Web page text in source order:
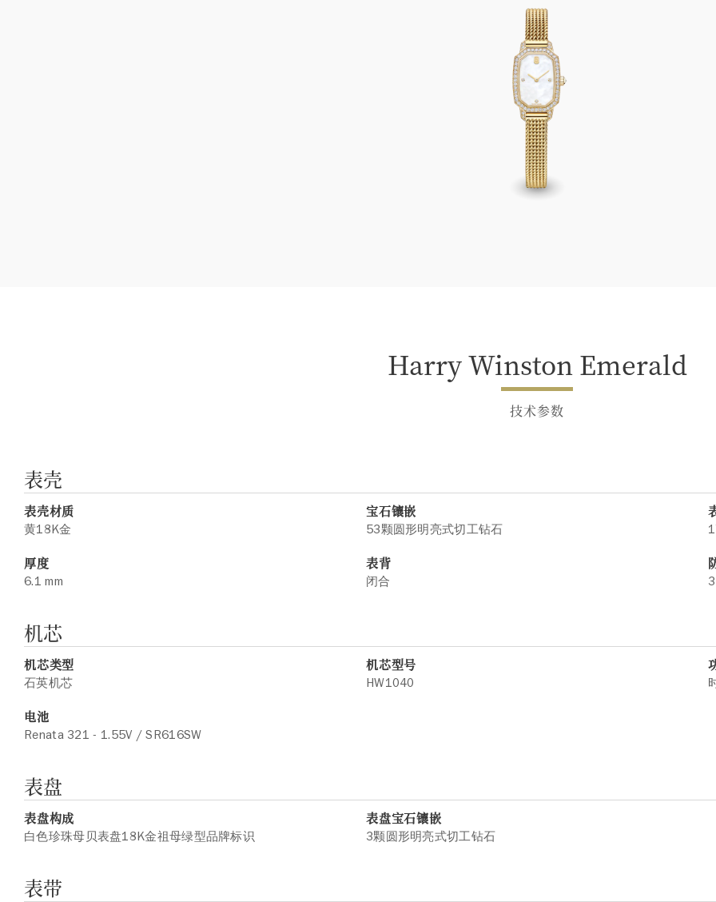
Harry Winston Emerald
技术参数
表壳
表壳材质
黄18K金
宝石镶嵌
53颗圆形明亮式切工钻石
厚度
6.1 mm
表背
闭合 3
机芯
机芯类型
石英机芯
机芯型号
HW1040
电池
Renata 321 - 1.55V / SR616SW
表盘
表盘构成
白色珍珠母贝表盘18K金祖母绿型品牌标识
表盘宝石镶嵌
3颗圆形明亮式切工钻石
表带